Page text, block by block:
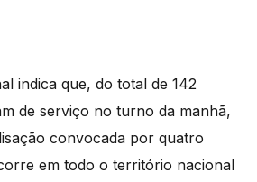
indica que, do total de 142
de serviço no turno da manhã,
convocada por quatro
em todo o território nacional